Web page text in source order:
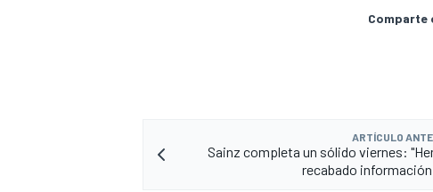
Comparte
ARTÍCULO
Sainz completa un sólido viernes:
recabado